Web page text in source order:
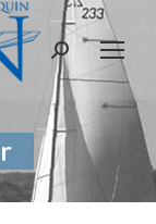
Recherche